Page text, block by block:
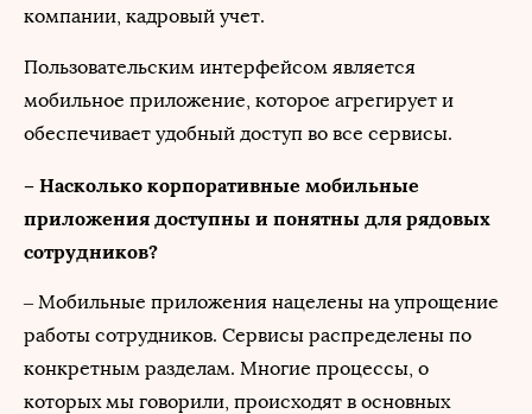
компании, кадровый учет.
Пользовательским интерфейсом является
мобильное приложение, которое агрегирует и
обеспечивает удобный доступ во все сервисы.
– Насколько корпоративные мобильные
приложения доступны и понятны для рядовых
сотрудников?
– Мобильные приложения нацелены на упрощение
работы сотрудников. Сервисы распределены по
конкретным разделам. Многие процессы, о
которых мы говорили, происходят в основных